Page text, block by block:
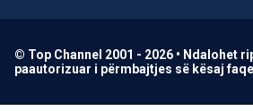
© Top Channel 2001 - 2026 • Ndalohet
paautorizuar i përmbajtjes së kësaj